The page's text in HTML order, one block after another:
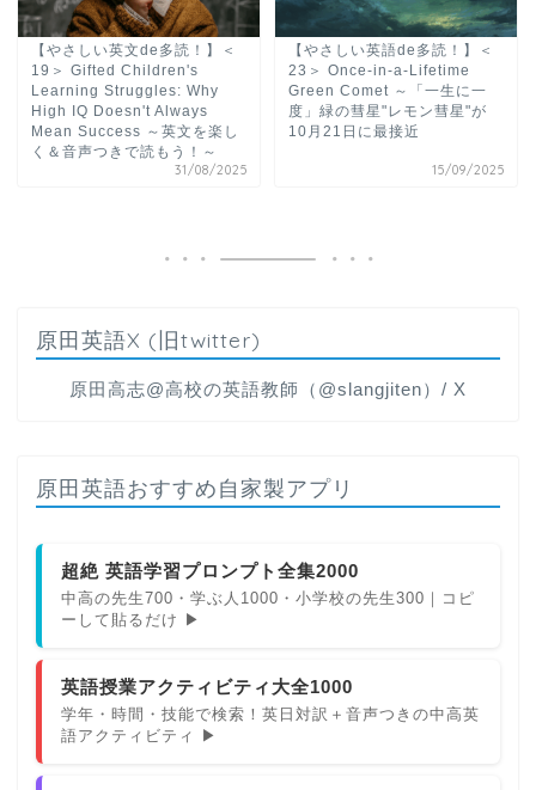
【やさしい英文de多読！】＜
19＞ Gifted Children's
Learning Struggles: Why
High IQ Doesn't Always
Mean Success ～英文を楽し
く＆音声つきで読もう！～
31/08/2025
【やさしい英語de多読！】＜
23＞ Once-in-a-Lifetime
Green Comet ～「一生に一
度」緑の彗星"レモン彗星"が
10月21日に最接近
15/09/2025
原田英語X (旧twitter)
原田高志@高校の英語教師（@slangjiten）/ X
原田英語おすすめ自家製アプリ
超絶 英語学習プロンプト全集2000
中高の先生700・学ぶ人1000・小学校の先生300｜コピ
ーして貼るだけ ▶
英語授業アクティビティ大全1000
学年・時間・技能で検索！英日対訳＋音声つきの中高英
語アクティビティ ▶